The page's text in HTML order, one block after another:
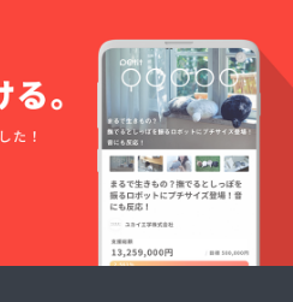
安全に
乗りま
す」 上
記2点に
ついて
同意し
ます。
↑ ↑ ↑ ↑
↑ ↑ ↑ ↑
↑
実行者
へ確認
写真を
送付し
ます」
「当電
動キッ
クボー
ドは、
原動機
車（原
＆ペー
ストし
てくだ
さい。
↓ ↓ ↓ ↓
↓ ↓ ↓ ↓
↓ 「当
プロ
ジェク
トの 支
ある私